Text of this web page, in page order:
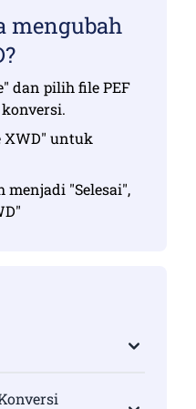
mengubah
dan pilih file PEF
XWD" untuk
menjadi "Selesai",